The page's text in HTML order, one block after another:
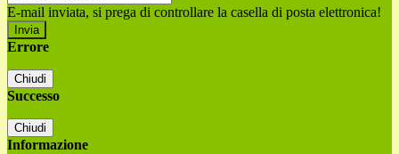
E-mail inviata, si prega di controllare la casella di posta elettronica!
Errore
Chiudi
Successo
Chiudi
Informazione